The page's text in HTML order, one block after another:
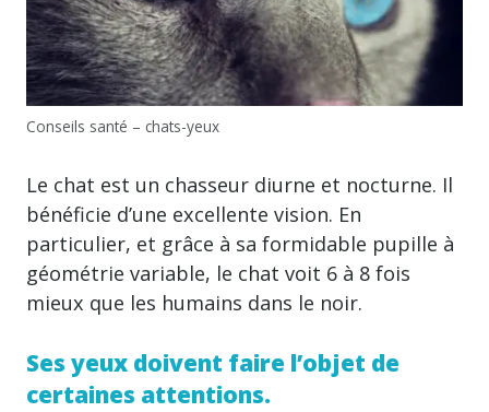
Conseils santé – chats-yeux
Le chat est un chasseur diurne et nocturne. Il
bénéficie d’une excellente vision. En
particulier, et grâce à sa formidable pupille à
géométrie variable, le chat voit 6 à 8 fois
mieux que les humains dans le noir.
Ses yeux doivent faire l’objet de
certaines attentions.